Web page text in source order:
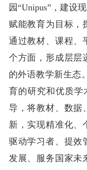
园“Unipus”，建设
赋能教育为目标，
通过教材、课程、
个方面，形成层层
的外语教学新生态
育的研究和优质学
导，将教材、数据
新，实现精准化、
驱动学习者、提效
发展、服务国家未